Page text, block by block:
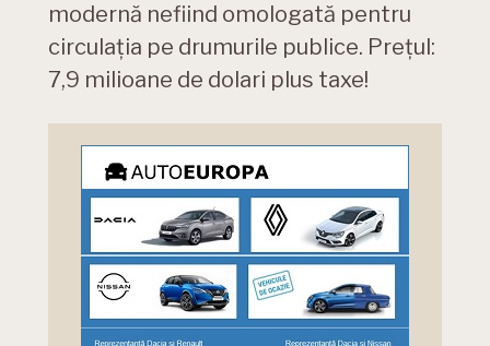
modernă nefiind omologată pentru
circulația pe drumurile publice. Prețul:
7,9 milioane de dolari plus taxe!